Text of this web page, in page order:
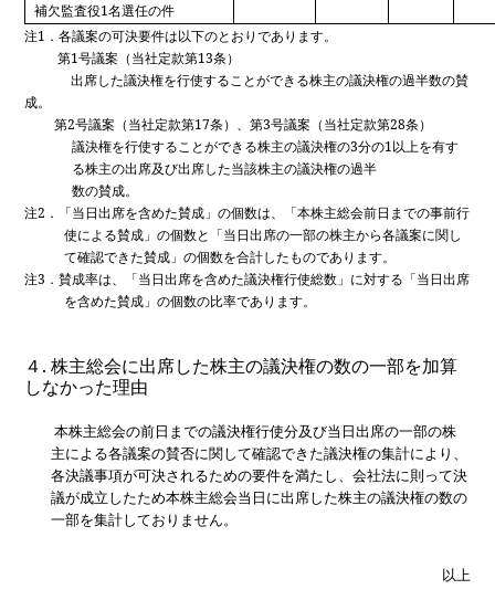
補欠監査役1名選任の件
注1 ．各議案の可決要件は以下のとおりであります。
第1号議案（当社定款第13条）
出席した議決権を行使することができる株主の議決権の過半数の賛
成。
第2号議案（当社定款第17条）、第3号議案（当社定款第28条）
議決権を行使することができる株主の議決権の3分の1以上を有す
る株主の出席及び出席した当該株主の議決権の過半
数の賛成。
注2 ．「当日出席を含めた賛成」の個数は、「本株主総会前日までの事前行
使による賛成」の個数と「当日出席の一部の株主から各議案に関し
て確認できた賛成」の個数を合計したものであります。
注3 ．賛成率は、「当日出席を含めた議決権行使総数」に対する「当日出席
を含めた賛成」の個数の比率であります。
４.株主総会に出席した株主の議決権の数の一部を加算
しなかった理由
本株主総会の前日までの議決権行使分及び当日出席の一部の株
主による各議案の賛否に関して確認できた議決権の集計により、
各決議事項が可決されるための要件を満たし、会社法に則って決
議が成立したため本株主総会当日に出席した株主の議決権の数の
一部を集計しておりません。
以上